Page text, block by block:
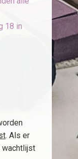
18 in
. Als er
wachtlijst